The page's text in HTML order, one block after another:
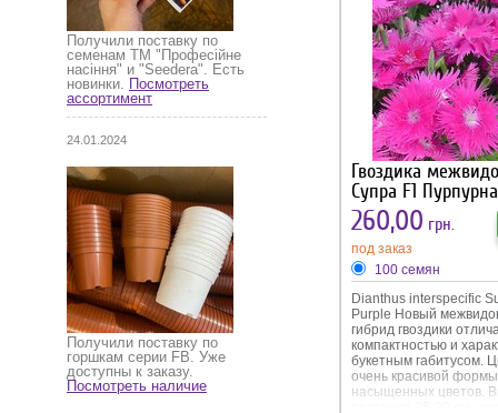
Получили поставку по
семенам ТМ "Професійне
насіння" и "Seedera". Есть
новинки. Посмотреть
ассортимент
24.01.2024
Получили поставку по
горшкам серии FB. Уже
доступны к заказу.
Посмотреть наличие
Подходят как для
высаживания так и
в композициях.
Гвоздика
Супра F1
260,00 грн.
под заказ
100 семян
Dianthus interspecific
Purple Новый
гибрид гвоздики
компактностью и
букетным габитусом.
очень красивой
насыщенных цветов.